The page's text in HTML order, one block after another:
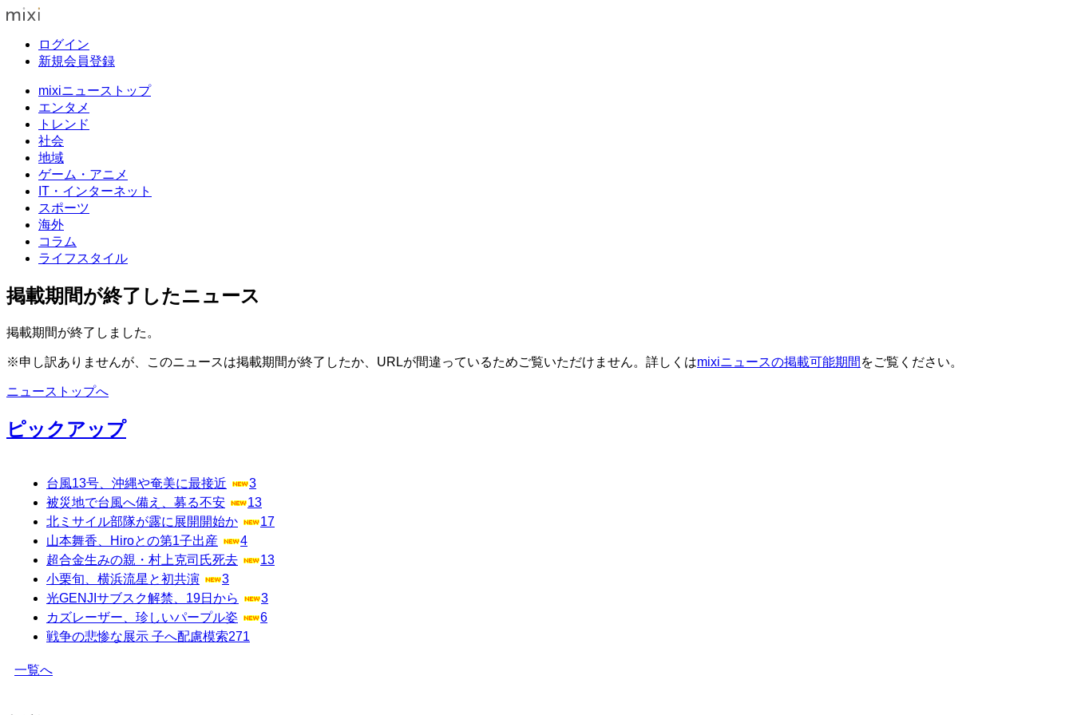
ログイン
新規会員登録
mixiニューストップ
エンタメ
トレンド
社会
地域
ゲーム・アニメ
IT・インターネット
スポーツ
海外
コラム
ライフスタイル
掲載期間が終了したニュース
掲載期間が終了しました。
※申し訳ありませんが、このニュースは掲載期間が終了したか、URLが間違っているためご覧いただけません。詳しくはmixiニュースの掲載可能期間 をご覧ください。
ニューストップへ
ピックアップ
台風13号、沖縄や奄美に最接近
3
被災地で台風へ備え、募る不安
13
北ミサイル部隊が露に展開開始か
17
山本舞香、Hiroとの第1子出産
4
超合金生みの親・村上克司氏死去
13
小栗旬、横浜流星と初共演
3
光GENJIサブスク解禁、19日から
3
カズレーザー、珍しいパープル姿
6
戦争の悲惨な展示 子へ配慮模索271
一覧へ